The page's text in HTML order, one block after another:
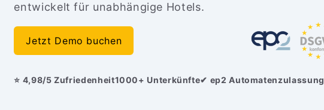
entwickelt für unabhängige Hotels.
Jetzt Demo buchen
⭐ 4,98/5 Zufriedenheit1000+ Unterkünfte✔ ep2 Automatenzulassung